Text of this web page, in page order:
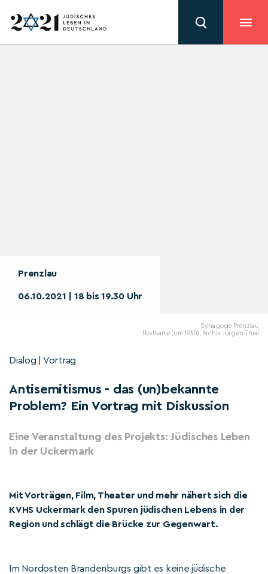
Prenzlau
06.10.2021 | 18 bis 19.30 Uhr
Synagoge Prenzlau
Postkarte (um 1930), Archiv Jürgen Theil
Dialog | Vortrag
Antisemitismus - das (un)bekannte
Problem? Ein Vortrag mit Diskussion
Eine Veranstaltung des Projekts: Jüdisches Leben
in der Uckermark
Mit Vorträgen, Film, Theater und mehr nähert sich die
KVHS Uckermark den Spuren jüdischen Lebens in der
Region und schlägt die Brücke zur Gegenwart.
Im Nordosten Brandenburgs gibt es keine jüdische